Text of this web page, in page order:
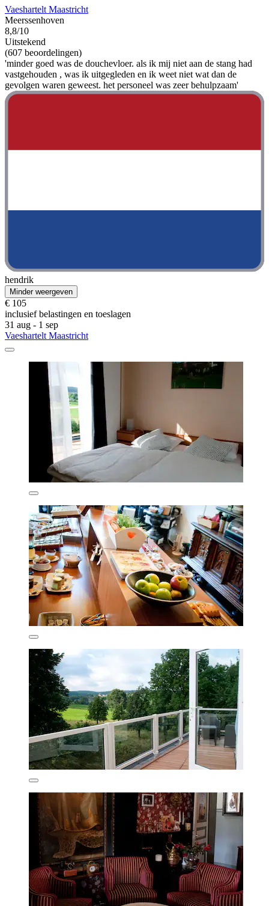
Vaeshartelt Maastricht
Meerssenhoven
8,8/10
Uitstekend
(607 beoordelingen)
'minder goed was de douchevloer. als ik mij niet aan de stang had
vastgehouden , was ik uitgegleden en ik weet niet wat dan de
gevolgen waren geweest. het personeel was zeer behulpzaam'
hendrik
Minder weergeven
€ 105
inclusief belastingen en toeslagen
31 aug - 1 sep
Vaeshartelt Maastricht